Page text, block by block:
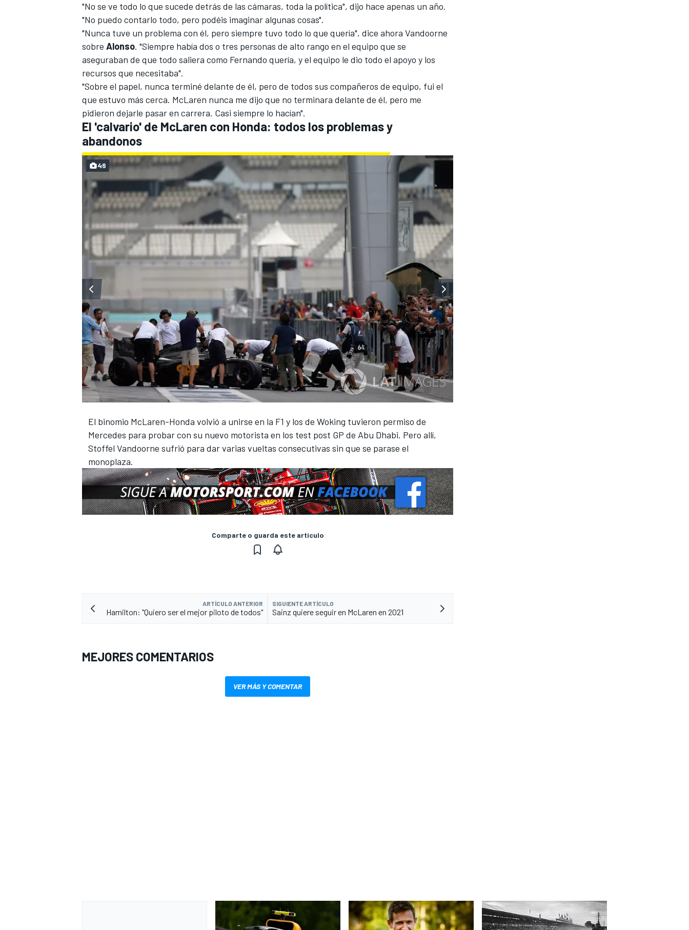
MÁS CATEGORÍAS
"No se ve todo lo que sucede detrás de las cámaras, toda la política", dijo hace apenas un año.
"No puedo contarlo todo, pero podéis imaginar algunas cosas".
"Nunca tuve un problema con él, pero siempre tuvo todo lo que quería", dice ahora Vandoorne
sobre Alonso. "Siempre había dos o tres personas de alto rango en el equipo que se
aseguraban de que todo saliera como Fernando quería, y el equipo le dio todo el apoyo y los
recursos que necesitaba".
"Sobre el papel, nunca terminé delante de él, pero de todos sus compañeros de equipo, fui el
que estuvo más cerca. McLaren nunca me dijo que no terminara delante de él, pero me
pidieron dejarle pasar en carrera. Casi siempre lo hacían".
El 'calvario' de McLaren con Honda: todos los problemas y
abandonos
El binomio McLaren-Honda volvió a unirse en la F1 y los de Woking tuvieron permiso de
Mercedes para probar con su nuevo motorista en los test post GP de Abu Dhabi. Pero allí,
Stoffel Vandoorne sufrió para dar varias vueltas consecutivas sin que se parase el
monoplaza.
46
Comparte o guarda este artículo
ARTÍCULO ANTERIOR
Hamilton: "Quiero ser el mejor piloto de todos"
SIGUIENTE ARTÍCULO
Sainz quiere seguir en McLaren en 2021
MEJORES COMENTARIOS
VER MÁS Y COMENTAR